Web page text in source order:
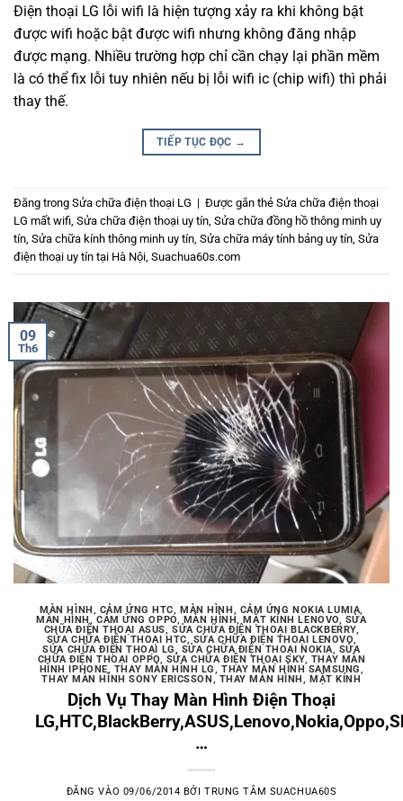
Điện thoại LG lỗi wifi là hiện tượng xảy ra khi không bật
được wifi hoặc bật được wifi nhưng không đăng nhập
được mạng. Nhiều trường hợp chỉ cần chạy lại phần mềm
là có thể fix lỗi tuy nhiên nếu bị lỗi wifi ic (chip wifi) thì phải
thay thế.
TIẾP TỤC ĐỌC →
Đăng trong Sửa chữa điện thoại LG | Được gắn thẻ Sửa chữa điện thoại
LG mất wifi, Sửa chữa điện thoại uy tín, Sửa chữa đồng hồ thông minh uy
tín, Sửa chữa kính thông minh uy tín, Sửa chữa máy tính bảng uy tín, Sửa
điện thoại uy tín tại Hà Nội, Suachua60s.com
09
Th6
MÀN HÌNH, CẢM ỨNG HTC, MÀN HÌNH, CẢM ỨNG NOKIA LUMIA,
MÀN HÌNH, CẢM ỨNG OPPO, MÀN HÌNH, MẶT KÍNH LENOVO, SỬA
CHỮA ĐIỆN THOẠI ASUS, SỬA CHỮA ĐIỆN THOẠI BLACKBERRY,
SỬA CHỮA ĐIỆN THOẠI HTC, SỬA CHỮA ĐIỆN THOẠI LENOVO,
SỬA CHỮA ĐIỆN THOẠI LG, SỬA CHỮA ĐIỆN THOẠI NOKIA, SỬA
CHỮA ĐIỆN THOẠI OPPO, SỬA CHỮA ĐIỆN THOẠI SKY, THAY MÀN
HÌNH IPHONE, THAY MÀN HÌNH LG,THAY MÀN HÌNH SAMSUNG,
THAY MÀN HÌNH SONY ERICSSON , THAY MÀN HÌNH, MẶT KÍNH
Dịch Vụ Thay Màn Hình Điện Thoại
…
ĐĂNG VÀO 09/06/2014 BỞITRUNG TÂM SUACHUA60S